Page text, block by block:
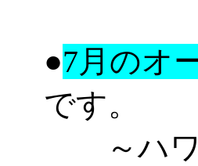
●7月のオ
です。
～ハワ